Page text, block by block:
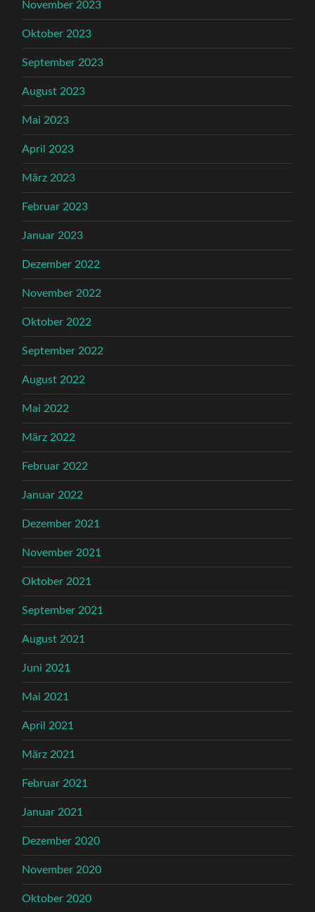
November 2023
Oktober 2023
September 2023
August 2023
Mai 2023
April 2023
März 2023
Februar 2023
Januar 2023
Dezember 2022
November 2022
Oktober 2022
September 2022
August 2022
Mai 2022
März 2022
Februar 2022
Januar 2022
Dezember 2021
November 2021
Oktober 2021
September 2021
August 2021
Juni 2021
Mai 2021
April 2021
März 2021
Februar 2021
Januar 2021
Dezember 2020
November 2020
Oktober 2020